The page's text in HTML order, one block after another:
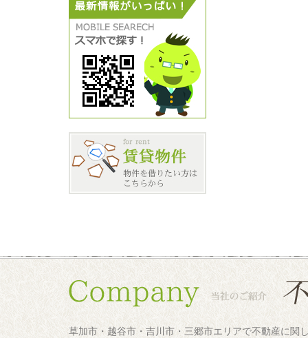
草加市・越谷市・吉川市・三郷市エリアで不動産に関